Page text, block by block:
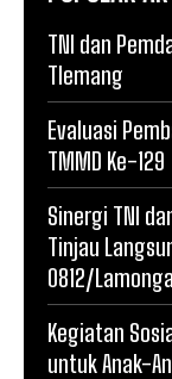
TNI dan
Tlemang
Evaluasi
TMMD Ke-129
Sinergi TNI
Tinjau
0812/
Kegiatan
untuk Anak-